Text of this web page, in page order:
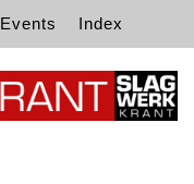
Events Index